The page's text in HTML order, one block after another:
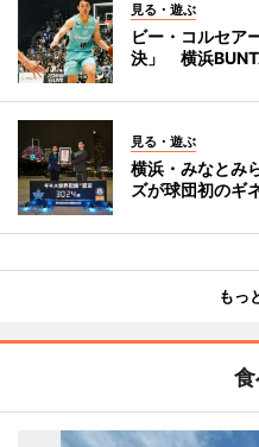
見る・遊ぶ
ビー・コルセア
決」 横浜
見る・遊ぶ
横浜・みなとみ
ズが球団初のギ
もっ